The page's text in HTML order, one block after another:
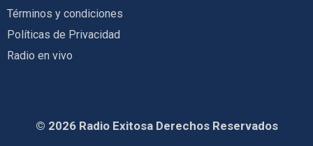
Términos y condiciones
Políticas de Privacidad
Radio en vivo
© 2026 Radio Exitosa Derechos Reservados